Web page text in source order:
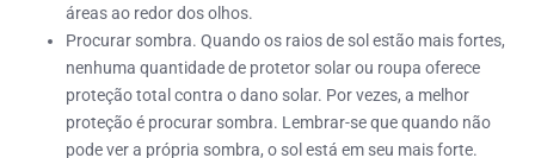
áreas ao redor dos olhos.
Procurar sombra. Quando os raios de sol estão mais fortes,
nenhuma quantidade de protetor solar ou roupa oferece
proteção total contra o dano solar. Por vezes, a melhor
proteção é procurar sombra. Lembrar-se que quando não
pode ver a própria sombra, o sol está em seu mais forte.